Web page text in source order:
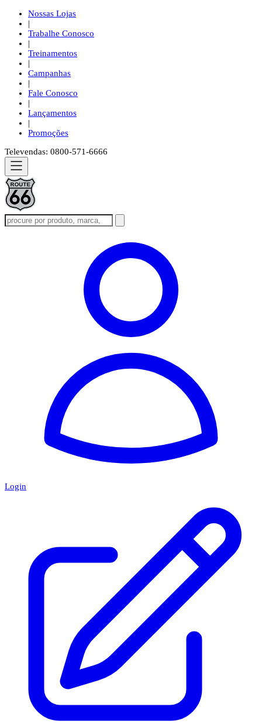
Nossas Lojas
|
Trabalhe Conosco
|
Treinamentos
|
Campanhas
|
Fale Conosco
|
Lançamentos
|
Promoções
Televendas: 0800-571-6666
Login